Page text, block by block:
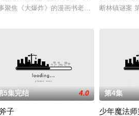
聚焦《大爆炸》的漫画书老板斯图尔特·布鲁
断林镇谜案
5集完结 4.0
子
第4集
少年魔法